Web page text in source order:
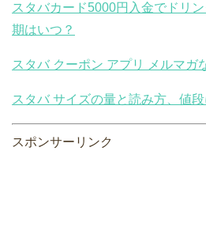
スタバカード5000円入金でドリ
期はいつ？
スタバ クーポン アプリ メルマガ
スタバ サイズの量と読み方、値
スポンサーリンク